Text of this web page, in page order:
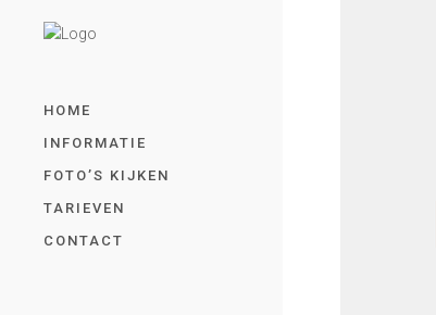
HOME
INFORMATIE
FOTO’S KIJKEN
TARIEVEN
CONTACT